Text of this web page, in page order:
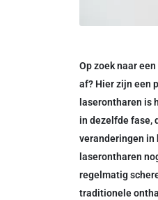
Op zoek naar
af? Hier zijn een
laserontharen is
in dezelfde fase,
veranderingen in
laserontharen
regelmatig
traditionele